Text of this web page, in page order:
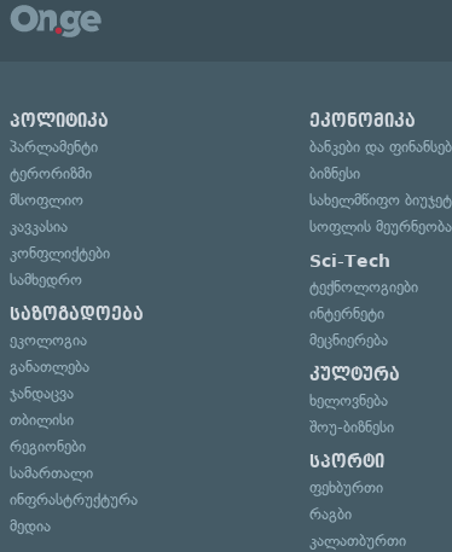
პოლიტიკა
პარლამენტი
ტერორიზმი
მსოფლიო
კავკასია
კონფლიქტები
სამხედრო
საზოგადოება
ეკოლოგია
განათლება
ჯანდაცვა
თბილისი
რეგიონები
სამართალი
ინფრასტრუქტურა
მედია
ეკონომიკა
ბანკები და
ბიზნესი
სახელმწიფო
სოფლის მეურნეობა
Sci-Tech
ტექნოლოგიები
ინტერნეტი
მეცნიერება
კულტურა
ხელოვნება
შოუ-ბიზნესი
სპორტი
ფეხბურთი
რაგბი
კალათბურთი